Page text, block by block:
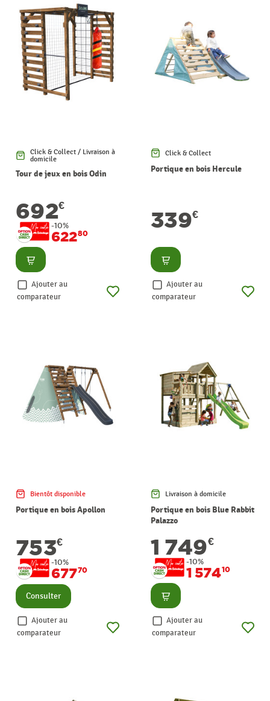
Click & Collect / Livraison à
domicile
Tour de jeux en bois Odin
692€
-10%
62280
Consulter
Ajouter au
comparateur
Click & Collect
Portique en bois Hercule
339€
Consulter
Ajouter au
comparateur
Bientôt disponible
Portique en bois Apollon
753€
-10%
67770
Consulter
Ajouter au
comparateur
Livraison à domicile
Portique en bois Blue Rabbit
Palazzo
1 749€
-10%
1 57410
Consulter
Ajouter au
comparateur